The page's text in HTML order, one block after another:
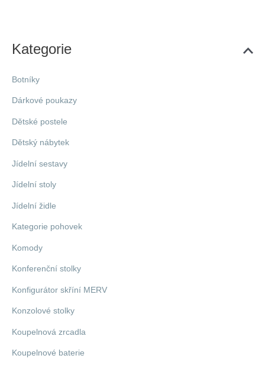
Kategorie
Botníky
Dárkové poukazy
Dětské postele
Dětský nábytek
Jídelní sestavy
Jídelní stoly
Jídelní židle
Kategorie pohovek
Komody
Konferenční stolky
Konfigurátor skříní MERV
Konzolové stolky
Koupelnová zrcadla
Koupelnové baterie